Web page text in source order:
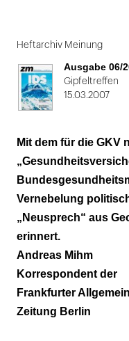
1
von
Heftarchiv Meinung
Ausgabe 06/
Gipfeltreffen
15.03.2007
Mit dem für die GKV
Vernebelung
„Neusprech“ aus
erinnert.
Andreas Mihm
Korrespondent der
Frankfurter
Zeitung Berlin